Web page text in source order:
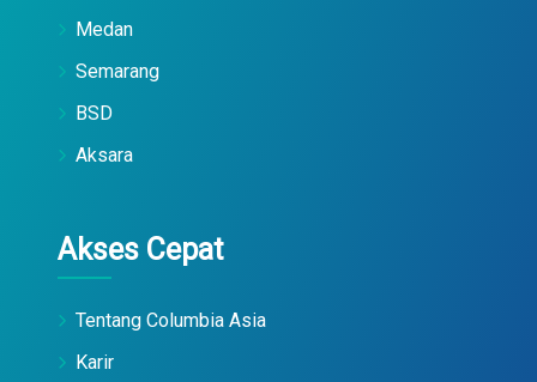
Medan
Semarang
BSD
Aksara
Akses Cepat
Tentang Columbia Asia
Karir